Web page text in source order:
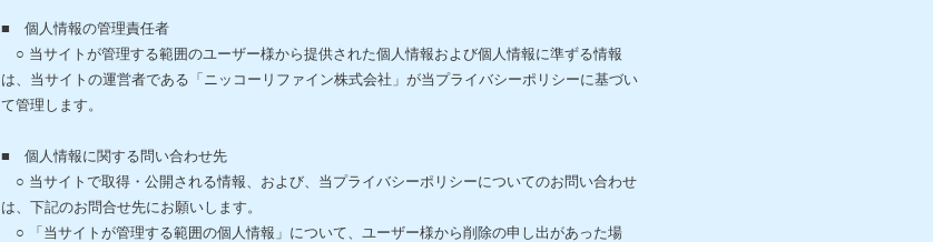
■ 個人情報の管理責任者
○ 当サイトが管理する範囲のユーザー様から提供された個人情報および個人情報に準ずる情報
は、当サイトの運営者である「ニッコーリファイン株式会社」が当プライバシーポリシーに基づい
て管理します。
■ 個人情報に関する問い合わせ先
○ 当サイトで取得・公開される情報、および、当プライバシーポリシーについてのお問い合わせ
は、下記のお問合せ先にお願いします。
○ 「当サイトが管理する範囲の個人情報」について、ユーザー様から削除の申し出があった場